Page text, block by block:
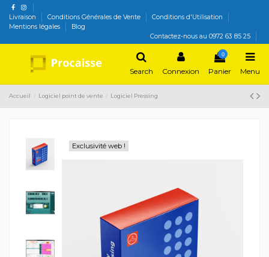
Livraison Conditions Générales de Vente
Conditions d'Utilisation
Mentions légales
Blog
Contactez-nous au 0972 63 85 25
Search Connexion
0
Panier Menu
Accueil Logiciel point de vente Logiciel Pressing
Exclusivité web !